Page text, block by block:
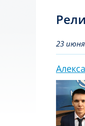
23